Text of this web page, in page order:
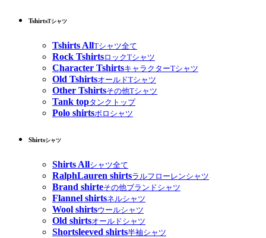
TshirtsTシャツ
Tshirts AllTシャツ全て
Rock TshirtsロックTシャツ
Character TshirtsキャラクターTシャツ
Old TshirtsオールドTシャツ
Other Tshirtsその他Tシャツ
Tank topタンクトップ
Polo shirtsポロシャツ
Shirtsシャツ
Shirts Allシャツ全て
RalphLauren shirtsラルフローレンシャツ
Brand shirteその他ブランドシャツ
Flannel shirtsネルシャツ
Wool shirtsウールシャツ
Old shirtsオールドシャツ
Shortsleeved shirts半袖シャツ